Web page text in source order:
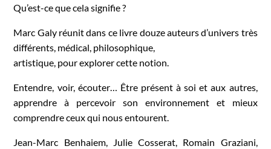
Qu’est-ce que cela signifie ?
Marc Galy réunit dans ce livre douze auteurs d’univers très
différents, médical, philosophique,
artistique, pour explorer cette notion.
Entendre, voir, écouter… Être présent à soi et aux autres,
apprendre à percevoir son environnement et mieux
comprendre ceux qui nous entourent.
Jean-Marc Benhaiem, Julie Cosserat, Romain Graziani,